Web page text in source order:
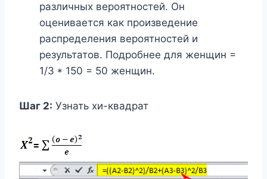
различных вероятностей. Он
оценивается как произведение
распределения вероятностей и
результатов. Подробнее для женщин =
1/3 * 150 = 50 женщин.
Шаг 2: Узнать хи-квадрат